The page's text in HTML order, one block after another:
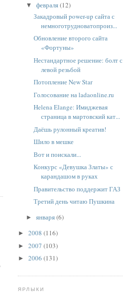
▼ февраля(12)
Закадровый power-up сайта с
немноготрудноватопроиз...
Обновление второго сайта
«Фортуны»
Нестандартное решение: болт с
левой резьбой
Потопление New Star
Голосование на ladaonline.ru
Helena Elange: Имиджевая
страница в мартовский кат...
Даёшь рулонный креатив!
Шило в мешке
Вот и поискали...
Конкурс «Девушка Златы» с
карандашом в руках
Правительство поддержит ГАЗ
Третий день читаю Пушкина
► января(6)
► 2008 (116)
► 2007 (103)
► 2006 (131)
ЯРЛЫКИ